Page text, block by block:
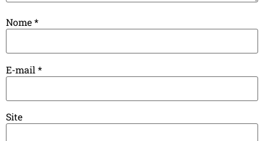
Nome*
E-mail *
Site